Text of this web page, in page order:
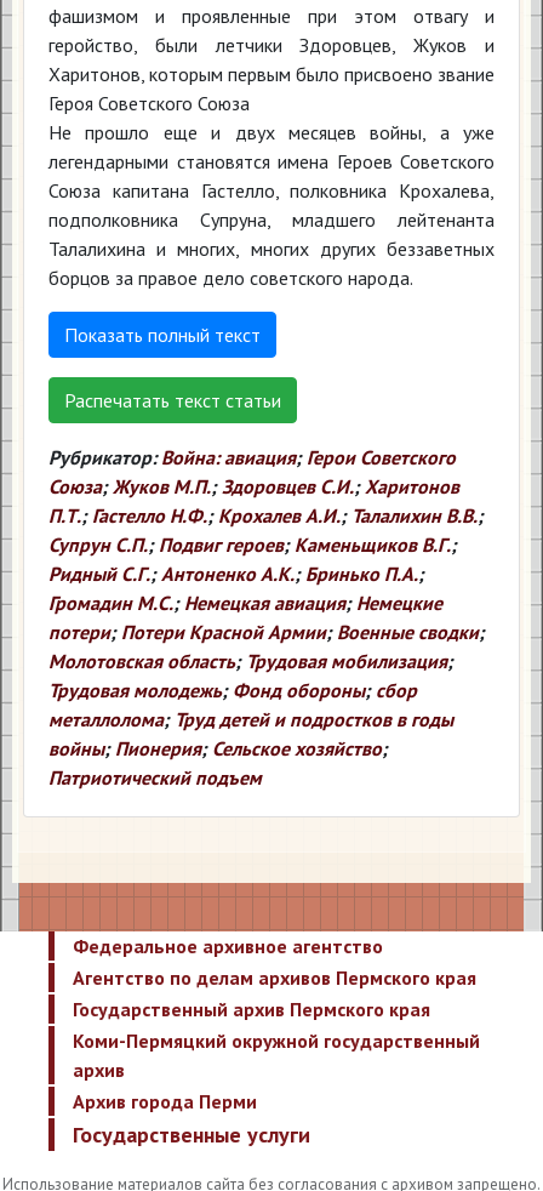
фашизмом и проявленные при этом отвагу и
геройство, были летчики Здоровцев, Жуков и
Харитонов, которым первым было присвоено звание
Героя Советского Союза
Не прошло еще и двух месяцев войны, а уже
легендарными становятся имена Героев Советского
Союза капитана Гастелло, полковника Крохалева,
подполковника Супруна, младшего лейтенанта
Талалихина и многих, многих других беззаветных
борцов за правое дело советского народа.
Показать полный текст
Распечатать текст статьи
Рубрикатор: Война: авиация; Герои Советского
Союза;Жуков М.П.;Здоровцев С.И.;Харитонов
П.Т.; Гастелло Н.Ф.; Крохалев А.И.; Талалихин В.В.;
Супрун С.П.; Подвиг героев; Каменьщиков В.Г.;
Ридный С.Г.;Антоненко А.К.; Бринько П.А.;
Громадин М.С.; Немецкая авиация; Немецкие
потери; Потери Красной Армии; Военные сводки;
Молотовская область; Трудовая мобилизация;
Трудовая молодежь; Фонд обороны; сбор
металлолома; Труд детей и подростков в годы
войны; Пионерия; Сельское хозяйство;
Патриотический подъем
Федеральное архивное агентство
Агентство по делам архивов Пермского края
Государственный архив Пермского края
Коми-Пермяцкий окружной государственный
архив
Архив города Перми
Государственные услуги
Использование материалов сайта без согласования с архивом запрещено.